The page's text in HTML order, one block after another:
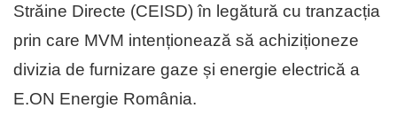
Străine Directe (CEISD) în legătură cu tranzacția
prin care MVM intenționează să achiziționeze
divizia de furnizare gaze și energie electrică a
E.ON Energie România.